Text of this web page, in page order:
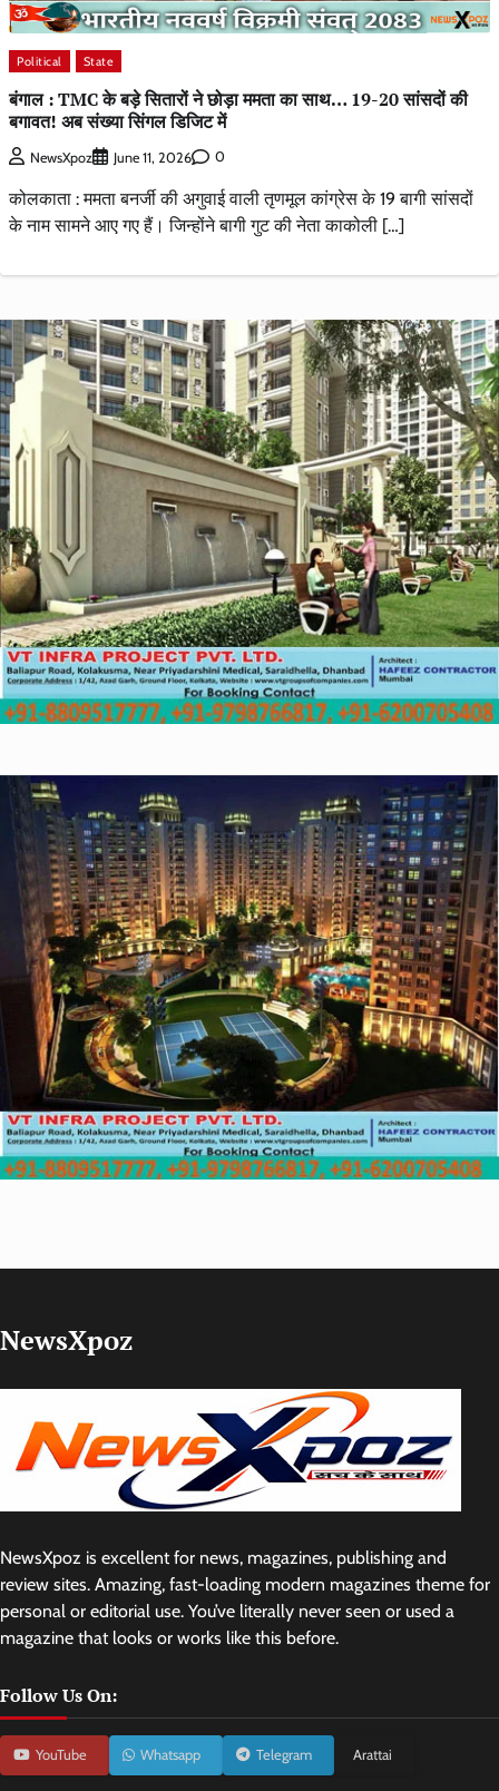
Political State
बंगाल : TMC के बड़े सितारों ने छोड़ा ममता का साथ… 19-20 सांसदों की
बगावत! अब संख्या सिंगल डिजिट में
NewsXpoz June 11, 2026 0
कोलकाता : ममता बनर्जी की अगुवाई वाली तृणमूल कांग्रेस के 19 बागी सांसदों
के नाम सामने आए गए हैं। जिन्होंने बागी गुट की नेता काकोली […]
NewsXpoz
NewsXpoz is excellent for news, magazines, publishing and
review sites. Amazing, fast-loading modern magazines theme for
personal or editorial use. You’ve literally never seen or used a
magazine that looks or works like this before.
Follow Us On:
YouTube Whatsapp Telegram Arattai